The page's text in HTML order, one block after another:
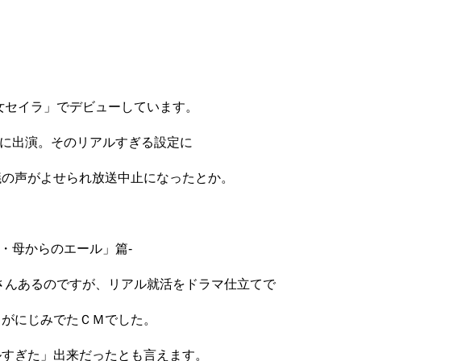
イラ」でデビューしています。
出演。そのリアルすぎる設定に
声がよせられ放送中止になったとか。
母からのエール」篇-
あるのですが、リアル就活をドラマ仕立てで
にじみでたＣＭでした。
ぎた」出来だったとも言えます。